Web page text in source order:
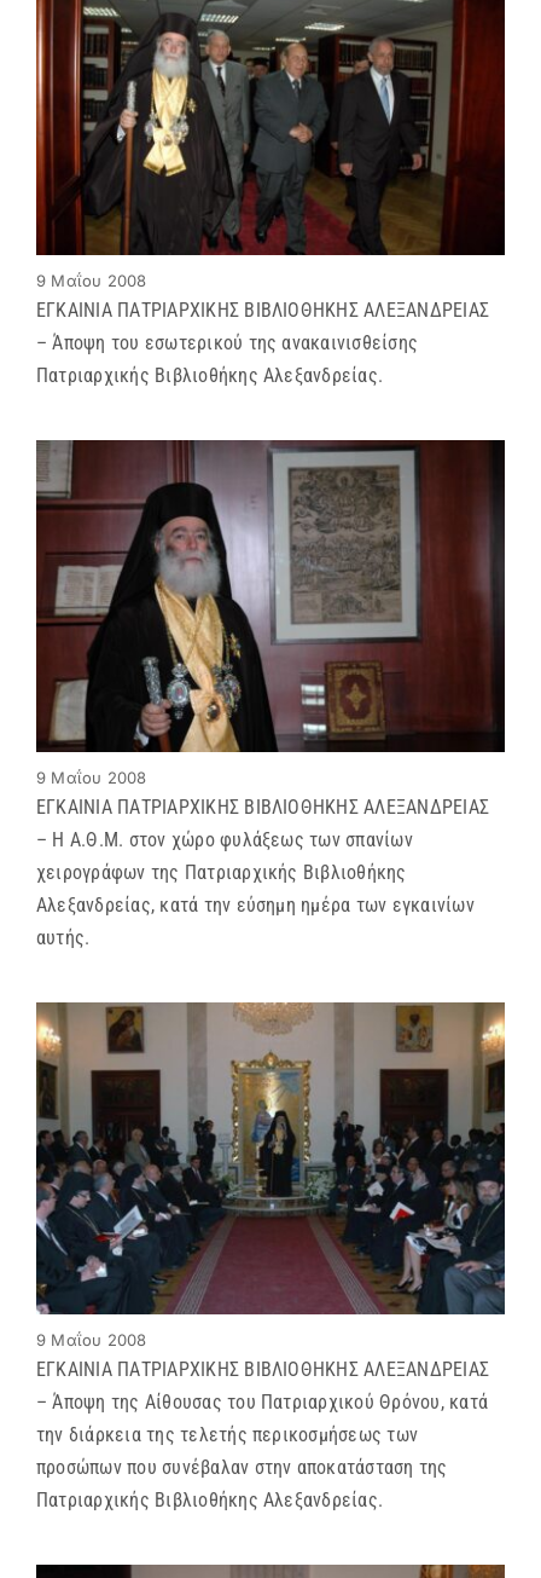
9 Μαΐου 2008
ΕΓΚΑΙΝΙΑ ΠΑΤΡΙΑΡΧΙΚΗΣ ΒΙΒΛΙΟΘΗΚΗΣ ΑΛΕΞΑΝΔΡΕΙΑΣ
– Άποψη του εσωτερικού της ανακαινισθείσης
Πατριαρχικής Βιβλιοθήκης Αλεξανδρείας.
9 Μαΐου 2008
ΕΓΚΑΙΝΙΑ ΠΑΤΡΙΑΡΧΙΚΗΣ ΒΙΒΛΙΟΘΗΚΗΣ ΑΛΕΞΑΝΔΡΕΙΑΣ
– Η Α.Θ.Μ. στον χώρο φυλάξεως των σπανίων
χειρογράφων της Πατριαρχικής Βιβλιοθήκης
Αλεξανδρείας, κατά την εύσημη ημέρα των εγκαινίων
αυτής.
9 Μαΐου 2008
ΕΓΚΑΙΝΙΑ ΠΑΤΡΙΑΡΧΙΚΗΣ ΒΙΒΛΙΟΘΗΚΗΣ ΑΛΕΞΑΝΔΡΕΙΑΣ
– Άποψη της Αίθουσας του Πατριαρχικού Θρόνου, κατά
την διάρκεια της τελετής περικοσμήσεως των
προσώπων που συνέβαλαν στην αποκατάσταση της
Πατριαρχικής Βιβλιοθήκης Αλεξανδρείας.